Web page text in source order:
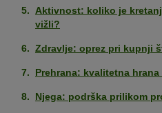
Aktivnost: koliko je
vižli?
Zdravlje: oprez pri kupnji
Prehrana: kvalitetna
Njega: podrška prilikom